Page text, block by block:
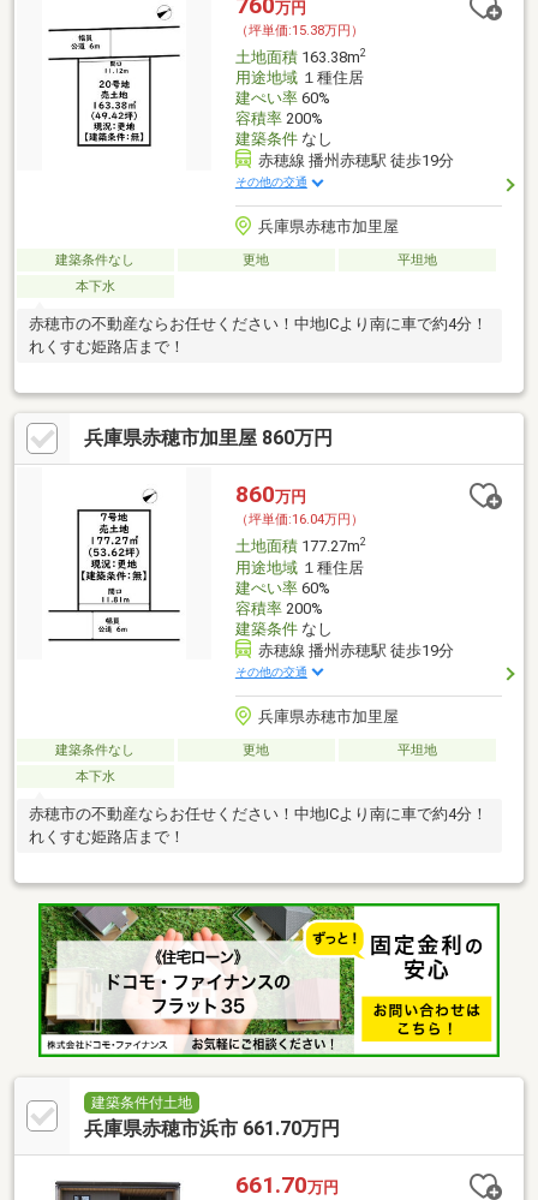
760万円
（坪単価:15.38万円）
土地面積163.38m2
用途地域１種住居
建ぺい率60%
容積率200%
建築条件なし
赤穂線 播州赤穂駅 徒歩19分
その他の交通
兵庫県赤穂市加里屋
建築条件なし 更地
平坦地
本下水
赤穂市の不動産ならお任せください！中地ICより南に車で約4分！
れくすむ姫路店まで！
兵庫県赤穂市加里屋 860万円
860万円
（坪単価:16.04万円）
土地面積177.27m2
用途地域１種住居
建ぺい率60%
容積率200%
建築条件なし
赤穂線 播州赤穂駅 徒歩19分
その他の交通
兵庫県赤穂市加里屋
建築条件なし 更地
平坦地
本下水
赤穂市の不動産ならお任せください！中地ICより南に車で約4分！
れくすむ姫路店まで！
建築条件付土地
兵庫県赤穂市浜市 661.70万円
661.70万円